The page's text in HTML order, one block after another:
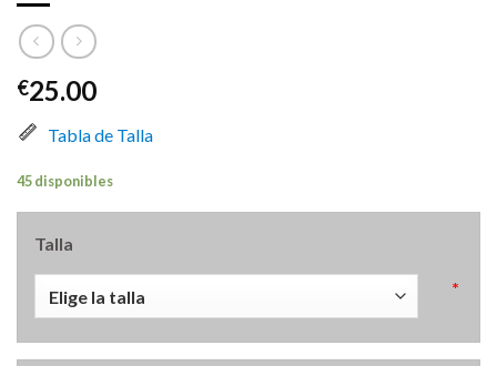
€25.00
Tabla de Talla
45 disponibles
Talla
*